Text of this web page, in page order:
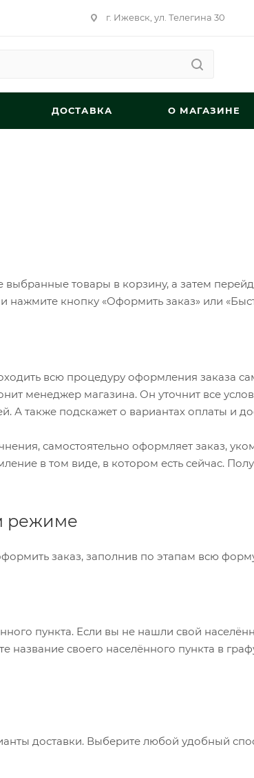
г. Ижевск, ул. Телегина 30
ДОСТАВКА О МАГАЗИНЕ
товары в корзину, а затем
нажмите кнопку «Оформить заказ» или
всю процедуру оформления заказа
менеджер магазина. Он уточнит все
А также подскажет о вариантах оплаты и
самостоятельно оформляет заказ,
в том виде, в котором есть сейчас.
режиме
заказ, заполнив по этапам всю
пункта. Если вы не нашли свой
своего населённого пункта в
доставки. Выберите любой удобный